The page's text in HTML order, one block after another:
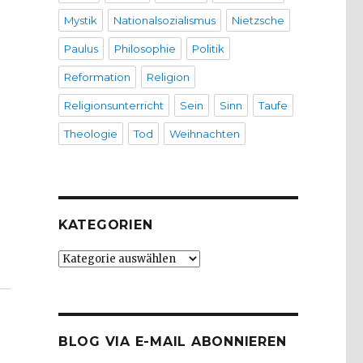
Buschulte“
Mystik Nationalsozialismus Nietzsche
Paulus Philosophie Politik
Reformation Religion
Religionsunterricht Sein Sinn Taufe
Theologie Tod Weihnachten
KATEGORIEN
Kategorien
BLOG VIA E-MAIL ABONNIEREN